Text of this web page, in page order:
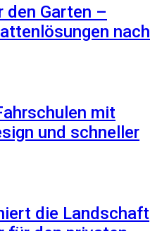
den Garten –
nach
mit
und schneller
die Landschaft